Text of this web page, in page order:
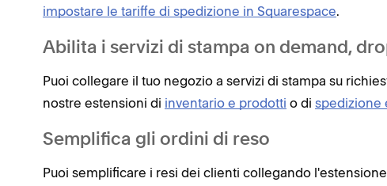
impostare le tariffe di spedizione in Squarespace.
Abilita i servizi di stampa on demand,
Puoi collegare il tuo negozio a servizi di stampa su
nostre estensioni di inventario e prodotti o di spedizione
Semplifica gli ordini di reso
Puoi semplificare i resi dei clienti collegando l'estensione